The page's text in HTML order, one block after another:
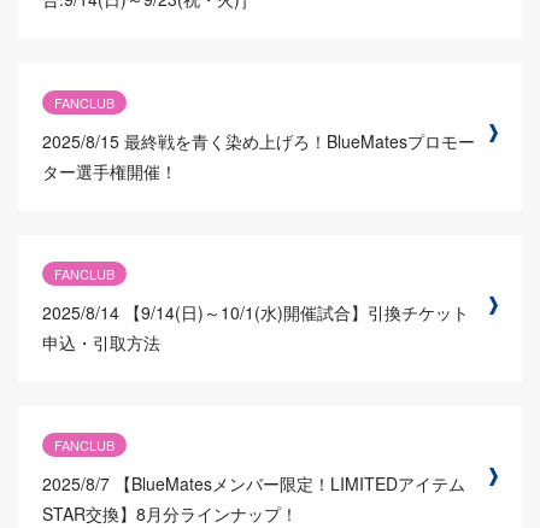
FANCLUB
2025/8/15 最終戦を青く染め上げろ！BlueMatesプロモー
ター選手権開催！
FANCLUB
2025/8/14 【9/14(日)～10/1(水)開催試合】引換チケット
申込・引取方法
FANCLUB
2025/8/7 【BlueMatesメンバー限定！LIMITEDアイテム
STAR交換】8月分ラインナップ！